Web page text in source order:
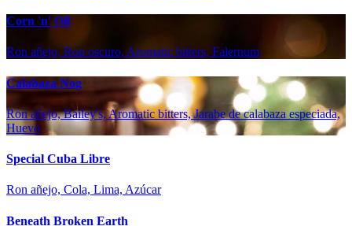
Corn 'n' Oil
Ron añejo, Ron oscuro, Aromatic bitters, Falernum
Calabaza Nog
Ron añejo, Bailey's, Aromatic bitters, Jarabe de calabaza especiada,
Huevo
Special Cuba Libre
Ron añejo, Cola, Lima, Azúcar
Beneath Broken Earth